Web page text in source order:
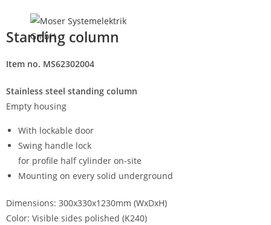
Standing column
Item no. MS62302004
Stainless steel standing column
Empty housing
With lockable door
Swing handle lock
for profile half cylinder on-site
Mounting on every solid underground
Dimensions: 300x330x1230mm (WxDxH)
Color: Visible sides polished (K240)